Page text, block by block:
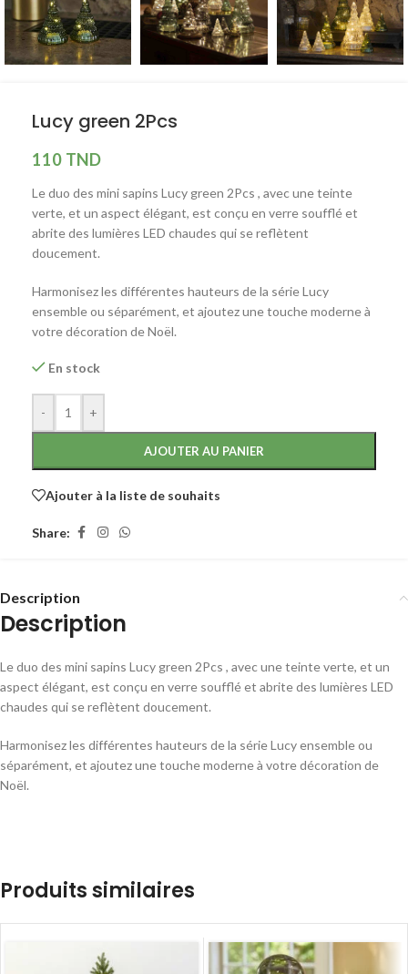
Lucy green 2Pcs
110 TND
Le duo des mini sapins Lucy green 2Pcs , avec une teinte
verte, et un aspect élégant, est conçu en verre soufflé et
abrite des lumières LED chaudes qui se reflètent
doucement.
Harmonisez les différentes hauteurs de la série Lucy
ensemble ou séparément, et ajoutez une touche moderne à
votre décoration de Noël.
En stock
- +
AJOUTER AU PANIER
Ajouter à la liste de souhaits
Share:
Description
Description
Le duo des mini sapins Lucy green 2Pcs , avec une teinte verte, et un
aspect élégant, est conçu en verre soufflé et abrite des lumières LED
chaudes qui se reflètent doucement.
Harmonisez les différentes hauteurs de la série Lucy ensemble ou
séparément, et ajoutez une touche moderne à votre décoration de
Noël.
Produits similaires